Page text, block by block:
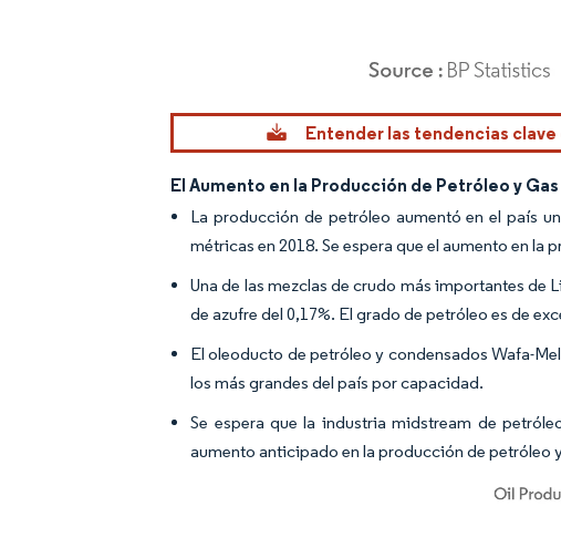
Imagen © Mordor Intelligence. El uso requiere atribución según CC
Entender las tendencias
El Aumento en la Producción de Petróleo y
La producción de petróleo aumentó en el país
métricas en 2018. Se espera que el aumento en
Una de las mezclas de crudo más importantes de
de azufre del 0,17%. El grado de petróleo es de
El oleoducto de petróleo y condensados Wafa-
los más grandes del país por capacidad.
Se espera que la industria midstream de
aumento anticipado en la producción de petróleo